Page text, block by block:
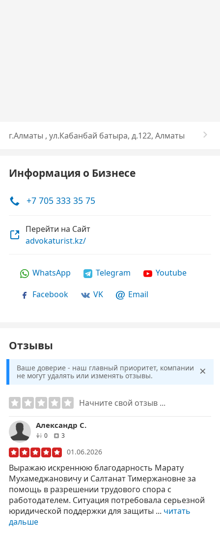
г.Алматы , ул.Кабанбай батыра, д.122, Алматы
Информация о Бизнесе
+7 705 333 35 75
Перейти на Сайт
advokaturist.kz/
WhatsApp Telegram
Youtube
Facebook
VK Email
Отзывы
Ваше доверие - наш главный приоритет, компании
не могут удалять или изменять отзывы.
×
Начните свой отзыв ...
Александр С.
0друзей
3отзывов
01.06.2026
Выражаю искреннюю благодарность Марату
Мухамеджановичу и Салтанат Тимержановне за
помощь в разрешении трудового спора с
работодателем. Ситуация потребовала серьезной
юридической поддержки для защиты ... читать
дальше